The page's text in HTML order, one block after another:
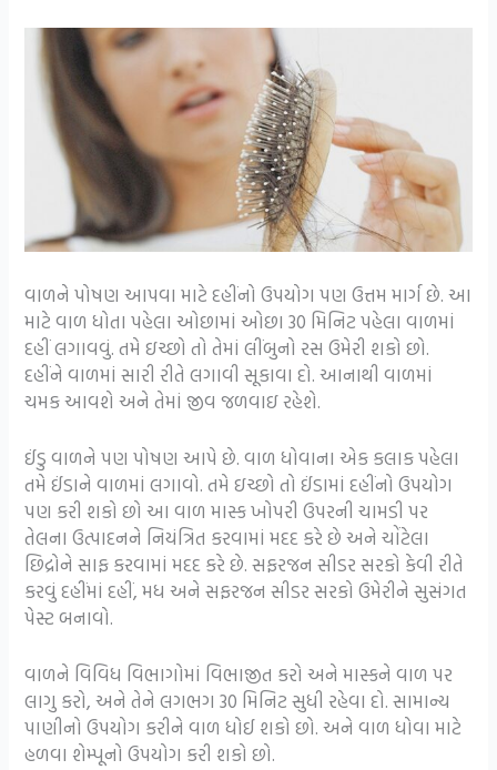
વાળને પોષણ આપવા માટે દહીંનો ઉપયોગ પણ ઉત્તમ માર્ગ છે. આ
માટે વાળ ધોતા પહેલા ઓછામાં ઓછા 30 મિનિટ પહેલા વાળમાં
દહીં લગાવવું. તમે ઇચ્છો તો તેમાં લીંબુનો રસ ઉમેરી શકો છો.
દહીંને વાળમાં સારી રીતે લગાવી સૂકાવા દો. આનાથી વાળમાં
ચમક આવશે અને તેમાં જીવ જળવાઇ રહેશે.
ઈંડુ વાળને પણ પોષણ આપે છે. વાળ ધોવાના એક કલાક પહેલા
તમે ઈંડાને વાળમાં લગાવો. તમે ઇચ્છો તો ઈંડામાં દહીંનો ઉપયોગ
પણ કરી શકો છો આ વાળ માસ્ક ખોપરી ઉપરની ચામડી પર
તેલના ઉત્પાદનને નિયંત્રિત કરવામાં મદદ કરે છે અને ચોંટેલા
છિદ્રોને સાફ કરવામાં મદદ કરે છે. સફરજન સીડર સરકો કેવી રીતે
કરવું દહીંમાં દહીં, મધ અને સફરજન સીડર સરકો ઉમેરીને સુસંગત
પેસ્ટ બનાવો.
વાળને વિવિધ વિભાગોમાં વિભાજીત કરો અને માસ્કને વાળ પર
લાગુ કરો, અને તેને લગભગ 30 મિનિટ સુધી રહેવા દો. સામાન્ય
પાણીનો ઉપયોગ કરીને વાળ ધોઈ શકો છો. અને વાળ ધોવા માટે
હળવા શેમ્પૂનો ઉપયોગ કરી શકો છો.